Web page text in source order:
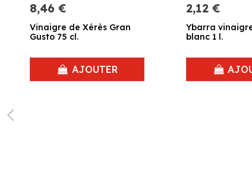
8,46 €
Vinaigre de Xérès Gran
Gusto 75 cl.
AJOUTER
2,12 €
Ybarra
blanc 1 l.